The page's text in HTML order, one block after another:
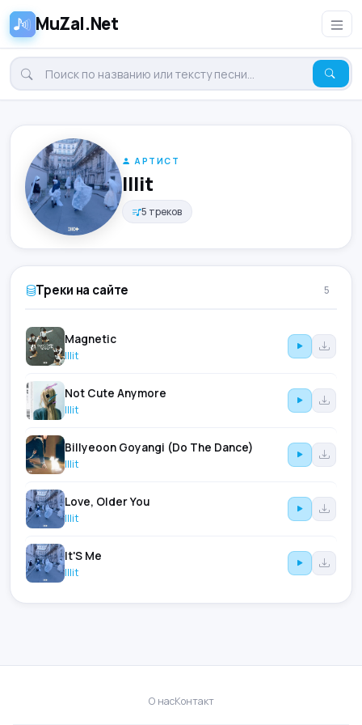
MuZal.Net
АРТИСТ
Illit
5 треков
Треки на сайте 5
Magnetic
Illit
Not Cute Anymore
Illit
Billyeoon Goyangi (Do The Dance)
Illit
Love, Older You
Illit
It'S Me
Illit
О насКонтакт